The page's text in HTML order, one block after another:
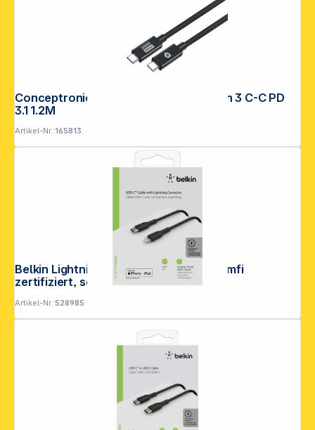
Conceptronic ETTA04B12 USB 4.0 Gen 3 C-C PD
3.1 1.2M
Artikel-Nr.:165813
Belkin Lightning/USB-C Kabel 1m PVC, mfi
zertifiziert, schwarz
Artikel-Nr.:528985
Folgen Sie uns auf